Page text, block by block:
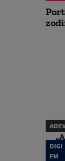
DIGI
FM